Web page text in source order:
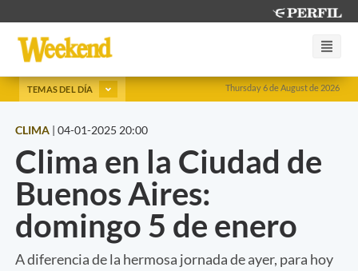
Thursday 6 de August de 2026
TEMAS DEL DÍA
CLIMA | 04-01-2025 20:00
Clima en la Ciudad de
Buenos Aires:
domingo 5 de enero
A diferencia de la hermosa jornada de ayer, para hoy